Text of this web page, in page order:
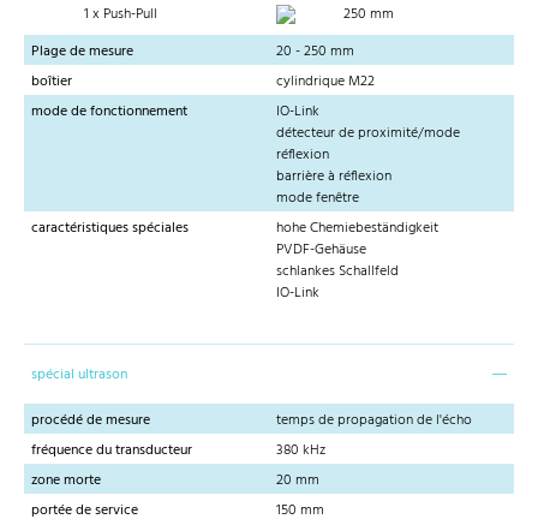
1 x Push-Pull
250 mm
Plage de mesure
20 - 250 mm
boîtier
cylindrique M22
mode de fonctionnement
IO-Link
détecteur de proximité/mode
réflexion
barrière à réflexion
mode fenêtre
caractéristiques spéciales
hohe Chemiebeständigkeit
PVDF-Gehäuse
schlankes Schallfeld
IO-Link
spécial ultrason
procédé de mesure
temps de propagation de l'écho
fréquence du transducteur
380 kHz
zone morte
20 mm
portée de service
150 mm